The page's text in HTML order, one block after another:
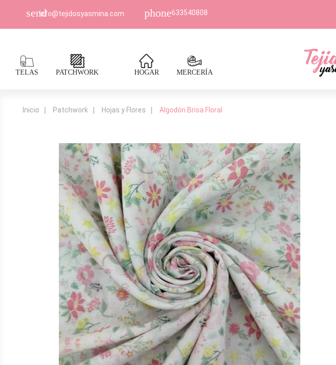
sendInfo@tejidosyasmina.com phone633540808
TELAS PATCHWORK HOGAR MERCERÍA
Inicio Patchwork Hojas y Flores Algodón Brisa Floral